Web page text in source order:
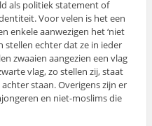
als politiek statement of
Voor velen is het een
enkele aanwezigen het ‘niet
stellen echter dat ze in ieder
zwaaien aangezien een vlag
vlag, zo stellen zij, staat
staan. Overigens zijn er
en niet-moslims die